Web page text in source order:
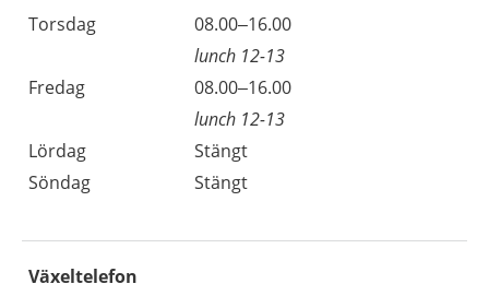
Torsdag
08.00–16.00
lunch 12-13
Fredag
08.00–16.00
lunch 12-13
Lördag
Stängt
Söndag
Stängt
Växeltelefon